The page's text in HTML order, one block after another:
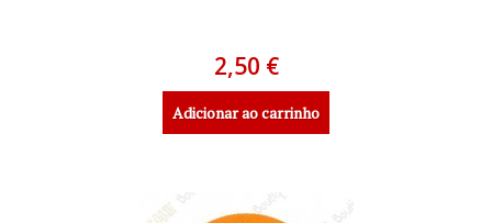
2,50 €
Adicionar ao carrinho